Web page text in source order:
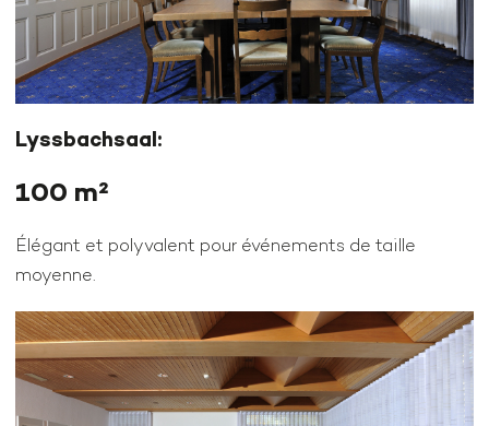
Lyssbachsaal:
100 m²
Élégant et polyvalent pour événements de taille
moyenne.